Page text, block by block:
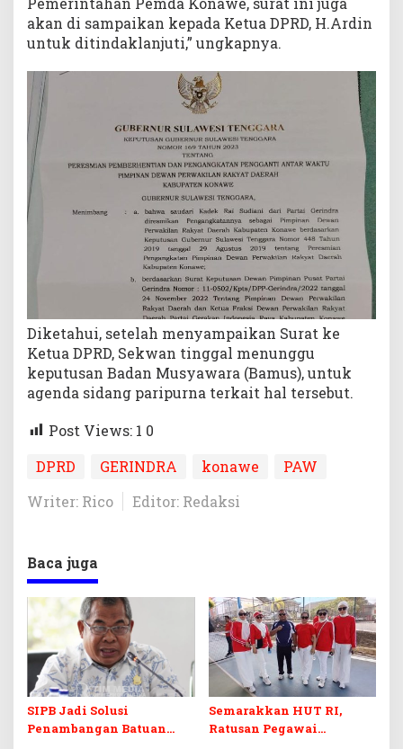
akan di sampaikan kepada Ketua DPRD, H.Ardin
untuk ditindaklanjuti,” ungkapnya.
Diketahui, setelah menyampaikan Surat ke
Ketua DPRD, Sekwan tinggal menunggu
keputusan Badan Musyawara (Bamus), untuk
agenda sidang paripurna terkait hal tersebut.
Post Views: 1 0
DPRD
GERINDRA konawe
PAW
Writer: Rico
Editor: Redaksi
Baca juga
SIPB Jadi Solusi
Penambangan Batuan
Semarakkan HUT RI,
Ratusan Pegawai